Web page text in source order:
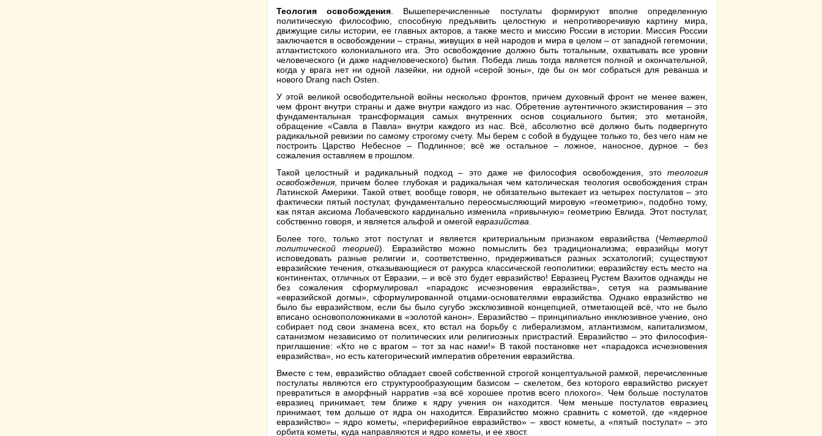
Теология освобождения . Вышеперечисленные постулаты формируют вполне определенную
политическую философию, способную предъявить целостную и непротиворечивую картину мира,
движущие силы истории, ее главных акторов, а также место и миссию России в истории. Миссия России
заключается в освобождении – страны, живущих в ней народов и мира в целом – от западной гегемонии,
атлантистского колониального ига. Это освобождение должно быть тотальным, охватывать все уровни
человеческого (и даже надчеловеческого) бытия. Победа лишь тогда является полной и окончательной,
когда у врага нет ни одной лазейки, ни одной «серой зоны», где бы он мог собраться для реванша и
нового Drang nach Osten.
У этой великой освободительной войны несколько фронтов, причем духовный фронт не менее важен,
чем фронт внутри страны и даже внутри каждого из нас. Обретение аутентичного экзистирования – это
фундаментальная трансформация самых внутренних основ социального бытия; это метанойя,
обращение «Савла в Павла» внутри каждого из нас. Всё, абсолютно всё должно быть подвергнуто
радикальной ревизии по самому строгому счету. Мы берем с собой в будущее только то, без чего нам не
построить Царство Небесное – Подлинное; всё же остальное – ложное, наносное, дурное – без
сожаления оставляем в прошлом.
Такой целостный и радикальный подход – это даже не философия освобождения, это теология
освобождения, причем более глубокая и радикальная чем католическая теология освобождения стран
Латинской Америки. Такой ответ, вообще говоря, не обязательно вытекает из четырех постулатов – это
фактически пятый постулат, фундаментально переосмысляющий мировую «геометрию», подобно тому,
как пятая аксиома Лобачевского кардинально изменила «привычную» геометрию Евлида. Этот постулат,
собственно говоря, и является альфой и омегой евразийства
Более того, только этот постулат и является критериальным признаком евразийства (Четвертой
политической теорией). Евразийство можно помыслить без традиционализма; евразийцы могут
исповедовать разные религии и, соответственно, придерживаться разных эсхатологий; существуют
евразийские течения, отказывающиеся от ракурса классической геополитики; евразийству есть место на
континентах, отличных от Евразии, – и всё это будет евразийство! Евразиец Рустем Вахитов однажды не
без сожаления сформулировал «парадокс исчезновения евразийства», сетуя на размывание
«евразийской догмы», сформулированной отцами-основателями евразийства. Однако евразийство не
было бы евразийством, если бы было сугубо эксклюзивной концепцией, отметающей всё, что не было
вписано основоположниками в «золотой канон». Евразийство – принципиально инклюзивное учение, оно
собирает под свои знамена всех, кто встал на борьбу с либерализмом, атлантизмом, капитализмом,
сатанизмом независимо от политических или религиозных пристрастий. Евразийство – это философия-
приглашение: «Кто не с врагом – тот за нас нами!» В такой постановке нет «парадокса исчезновения
евразийства», но есть категорический императив обретения евразийства.
Вместе с тем, евразийство обладает своей собственной строгой концептуальной рамкой, перечисленные
постулаты являются его структурообразующим базисом – скелетом, без которого евразийство рискует
превратиться в аморфный нарратив «за всё хорошее против всего плохого». Чем больше постулатов
евразиец принимает, тем ближе к ядру учения он находится. Чем меньше постулатов евразиец
принимает, тем дольше от ядра он находится. Евразийство можно сравнить с кометой, где «ядерное
евразийство» – ядро кометы, «периферийное евразийство» – хвост кометы, а «пятый постулат» – это
орбита кометы, куда направляются и ядро кометы, и ее хвост.